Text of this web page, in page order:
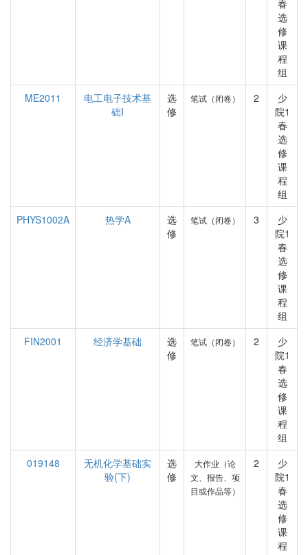
春
选
修
课
程
组
ME2011
电工电子技术基
础I
选
修
笔试（闭卷） 2
少
院1
春
选
修
课
程
组
PHYS1002A
热学A
选
修
笔试（闭卷） 3
少
院1
春
选
修
课
程
组
FIN2001
经济学基础
选
修
笔试（闭卷） 2
少
院1
春
选
修
课
程
组
019148
无机化学基础实
验(下)
选
修
大作业（论
文、报告、项
目或作品等）
2
少
院1
春
选
修
课
程